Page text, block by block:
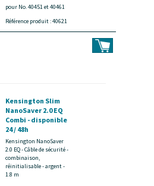
pour No. 40451 et 40461
Référence produit : 40621
Kensington Slim
NanoSaver 2.0 EQ
Combi - disponible
24 / 48h
Kensington NanoSaver
2.0 EQ - Câble de sécurité -
combinaison,
réinitialisable - argent -
1.8 m